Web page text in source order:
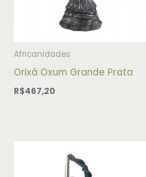
Africanidades
Orixá Oxum Grande Prata
R$467,20